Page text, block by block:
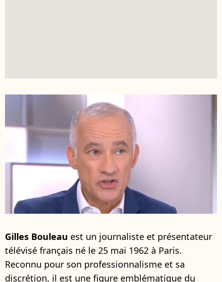
Gilles Bouleau est un journaliste et présentateur
télévisé français né le 25 mai 1962 à Paris.
Reconnu pour son professionnalisme et sa
discrétion, il est une figure emblématique du